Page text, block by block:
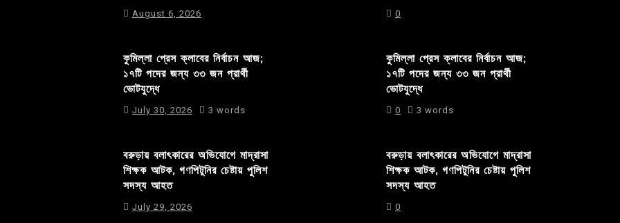
August 6, 2026
কুমিল্লা প্রেস ক্লাবের নির্বাচন আজ;
১৭টি পদের জন্য ৩৩ জন প্রার্থী
ভোটযুদ্ধে
July 30, 2026 3 words
বরুড়ায় বলাৎকারের অভিযোগে মাদ্রাসা
শিক্ষক আটক, গণপিটুনির চেষ্টায় পুলিশ
সদস্য আহত
July 29, 2026
0
কুমিল্লা প্রেস ক্লাবের নির্বাচন আজ;
১৭টি পদের জন্য ৩৩ জন প্রার্থী
ভোটযুদ্ধে
0 3 words
বরুড়ায় বলাৎকারের অভিযোগে মাদ্রাসা
শিক্ষক আটক, গণপিটুনির চেষ্টায় পুলিশ
সদস্য আহত
0